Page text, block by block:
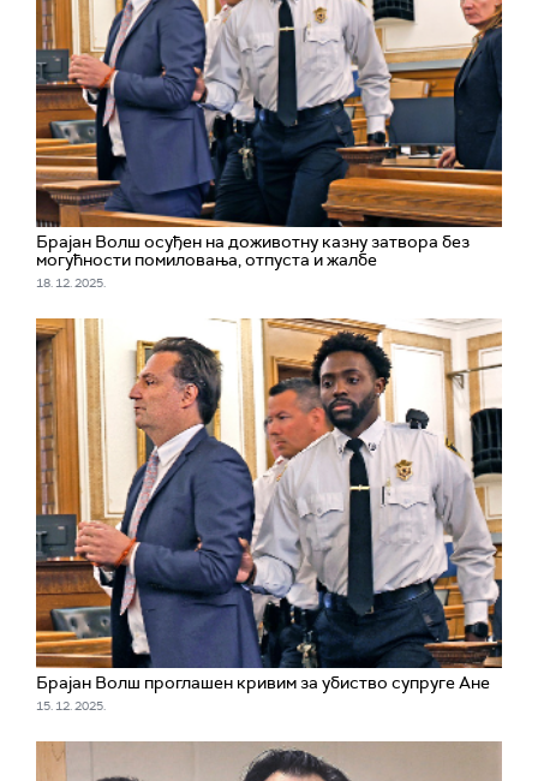
Брајан Волш осуђен на доживотну казну затвора без
могућности помиловања, отпуста и жалбе
18. 12. 2025.
Брајан Волш проглашен кривим за убиство супруге Ане
15. 12. 2025.